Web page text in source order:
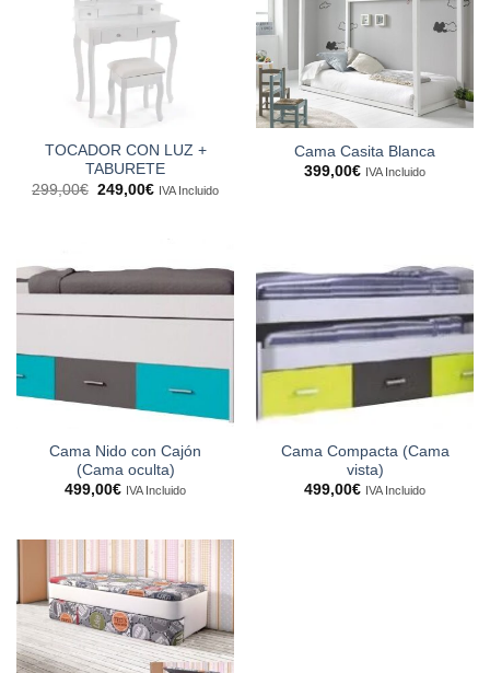
TOCADOR CON LUZ +
TABURETE
299,00€ El
precio
249,00€ElIVA Incluido
Cama Casita Blanca
399,00€ IVA Incluido
Cama Nido con Cajón
(Cama oculta)
499,00€ IVA Incluido
Cama Compacta (Cama
vista)
499,00€ IVA Incluido